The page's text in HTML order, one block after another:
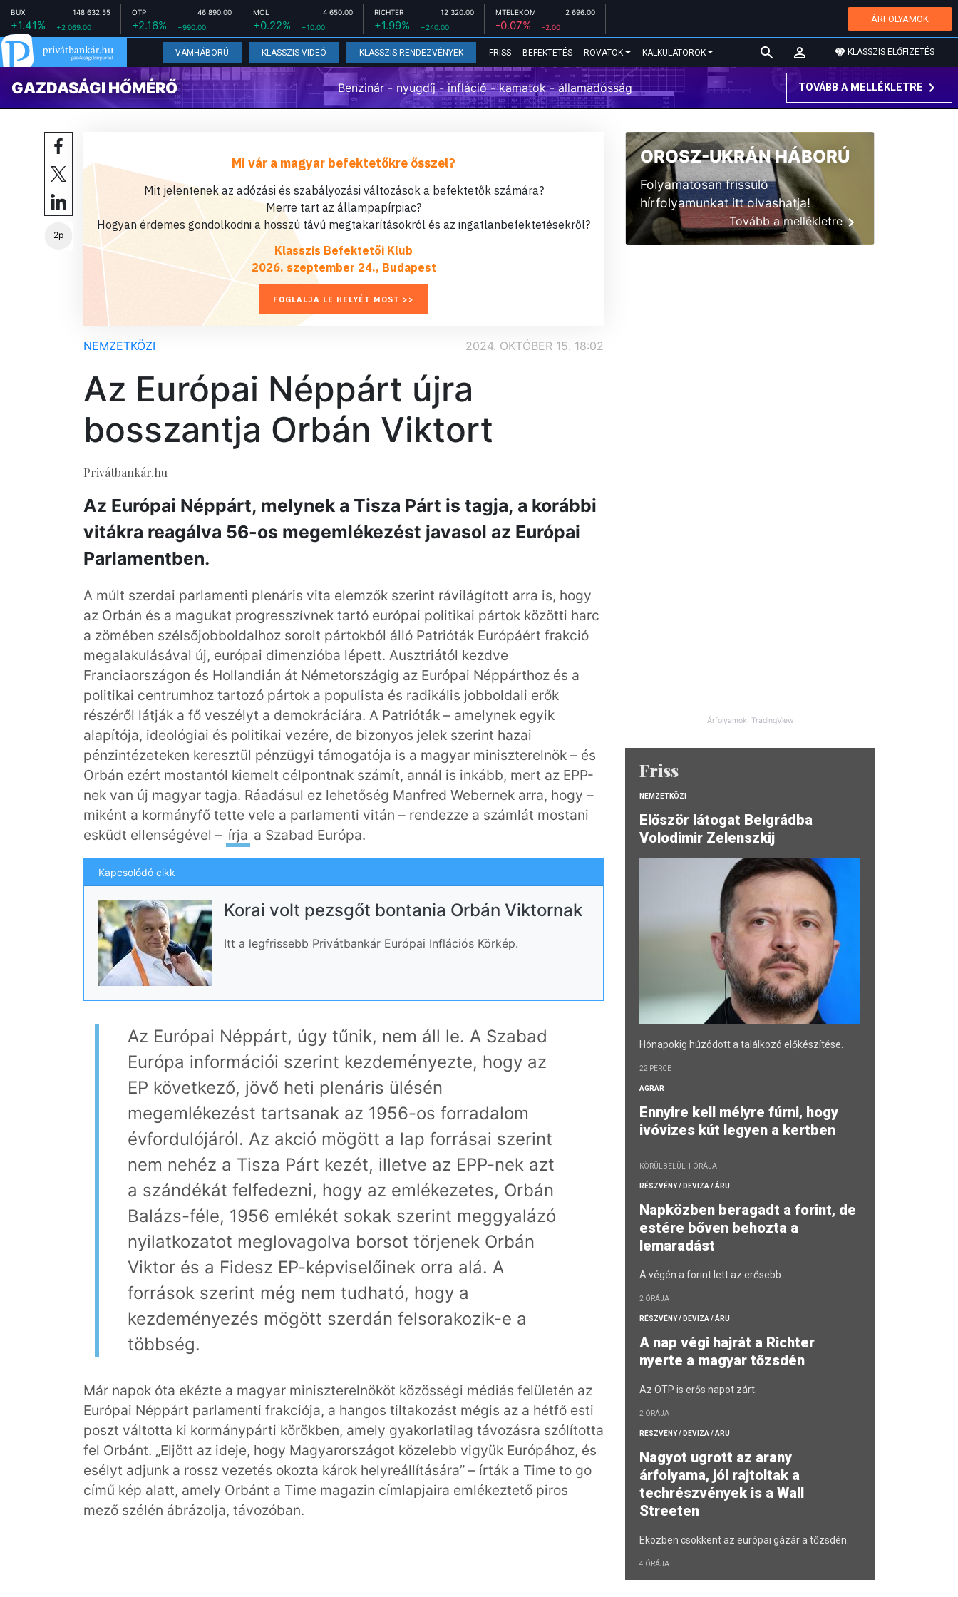
BUX 148 632.55
+1.41% +2 069.00
OTP 46 890.00
+2.16% +990.00
MOL 4 650.00
+0.22% +10.00
RICHTER 12 320.00
+1.99% +240.00
MTELEKOM 2 696.00
-0.07% -2.00
ÁRFOLYAMOK
VÁMHÁBORÚ KLASSZIS VIDEÓ KLASSZIS RENDEZVÉNYEK FRISS BEFEKTETÉS ROVATOK KALKULÁTOROK KLASSZIS ELŐFIZETÉS
GAZDASÁGI HŐMÉRŐ Benzinár - nyugdíj - infláció - kamatok - államadósság TOVÁBB A MELLÉKLETRE
2p
Mi vár a magyar befektetőkre ősszel?
Mit jelentenek az adózási és szabályozási változások a befektetők számára?
Merre tart az állampapírpiac?
Hogyan érdemes gondolkodni a hosszú távú megtakarításokról és az ingatlanbefektetésekről?
Klasszis Befektetői Klub
2026. szeptember 24., Budapest
FOGLALJA LE HELYÉT MOST >>
NEMZETKÖZI 2024. OKTÓBER 15. 18:02
Az Európai Néppárt újra
bosszantja Orbán Viktort
Privátbankár.hu
Az Európai Néppárt, melynek a Tisza Párt is tagja, a korábbi
vitákra reagálva 56-os megemlékezést javasol az Európai
Parlamentben.
A múlt szerdai parlamenti plenáris vita elemzők szerint rávilágított arra is, hogy
az Orbán és a magukat progresszívnek tartó európai politikai pártok közötti harc
a zömében szélsőjobboldalhoz sorolt pártokból álló Patrióták Európáért frakció
megalakulásával új, európai dimenzióba lépett. Ausztriától kezdve
Franciaországon és Hollandián át Németországig az Európai Néppárthoz és a
politikai centrumhoz tartozó pártok a populista és radikális jobboldali erők
részéről látják a fő veszélyt a demokráciára. A Patrióták – amelynek egyik
alapítója, ideológiai és politikai vezére, de bizonyos jelek szerint hazai
pénzintézeteken keresztül pénzügyi támogatója is a magyar miniszterelnök – és
Orbán ezért mostantól kiemelt célpontnak számít, annál is inkább, mert az EPP-
nek van új magyar tagja. Ráadásul ez lehetőség Manfred Webernek arra, hogy –
miként a kormányfő tette vele a parlamenti vitán – rendezze a számlát mostani
esküdt ellenségével – írja a Szabad Európa.
Kapcsolódó cikk
Korai volt pezsgőt bontania Orbán Viktornak
Itt a legfrissebb Privátbankár Európai Inflációs Körkép.
Az Európai Néppárt, úgy tűnik, nem áll le. A Szabad
Európa információi szerint kezdeményezte, hogy az
EP következő, jövő heti plenáris ülésén
megemlékezést tartsanak az 1956-os forradalom
évfordulójáról. Az akció mögött a lap forrásai szerint
nem nehéz a Tisza Párt kezét, illetve az EPP-nek azt
a szándékát felfedezni, hogy az emlékezetes, Orbán
Balázs-féle, 1956 emlékét sokak szerint meggyalázó
nyilatkozatot meglovagolva borsot törjenek Orbán
Viktor és a Fidesz EP-képviselőinek orra alá. A
források szerint még nem tudható, hogy a
kezdeményezés mögött szerdán felsorakozik-e a
többség.
Már napok óta ekézte a magyar miniszterelnököt közösségi médiás felületén az
Európai Néppárt parlamenti frakciója, a hangos tiltakozást mégis az a hétfő esti
poszt váltotta ki kormánypárti körökben, amely gyakorlatilag távozásra szólította
fel Orbánt. „Eljött az ideje, hogy Magyarországot közelebb vigyük Európához, és
esélyt adjunk a rossz vezetés okozta károk helyreállítására” – írták a Time to go
című kép alatt, amely Orbánt a Time magazin címlapjaira emlékeztető piros
mező szélén ábrázolja, távozóban.
OROSZ-UKRÁN HÁBORÚ
Folyamatosan frissülő
hírfolyamunkat itt olvashatja!
Tovább a mellékletre
Árfolyamok: TradingView
Friss
NEMZETKÖZI
Először látogat Belgrádba
Volodimir Zelenszkij
Hónapokig húzódott a találkozó előkészítése.
22 PERCE
AGRÁR
Ennyire kell mélyre fúrni, hogy
ivóvizes kút legyen a kertben
KÖRÜLBELÜL 1 ÓRÁJA
RÉSZVÉNY / DEVIZA / ÁRU
Napközben beragadt a forint, de
estére bőven behozta a
lemaradást
A végén a forint lett az erősebb.
2 ÓRÁJA
RÉSZVÉNY / DEVIZA / ÁRU
A nap végi hajrát a Richter
nyerte a magyar tőzsdén
Az OTP is erős napot zárt.
2 ÓRÁJA
RÉSZVÉNY / DEVIZA / ÁRU
Nagyot ugrott az arany
árfolyama, jól rajtoltak a
techrészvények is a Wall
Streeten
Eközben csökkent az európai gázár a tőzsdén.
4 ÓRÁJA